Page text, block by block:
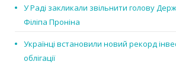
У Раді закликали звільнити голову
Філіпа Проніна
Українці встановили новий рекорд
облігації